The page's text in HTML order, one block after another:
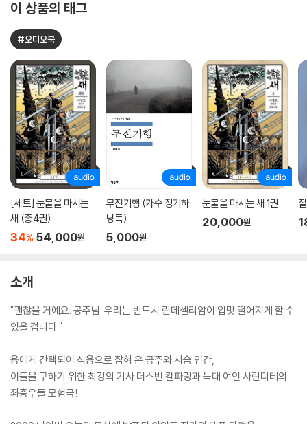
이 상품의 태그
#오디오북
[세트] 눈물을 마시는
새 (총4권)
34% 54,000원
무진기행 (가수 장기하
낭독)
5,000원
눈물을 마시는 새 1권
20,000원
소개
"괜찮을 거예요. 공주님. 우리는 반드시 란데셀리암이 입맛 떨어지게 할 수
있을 겁니다."
용에게 간택되어 식용으로 잡혀 온 공주와 사슴 인간,
이들을 구하기 위한 최강의 기사 더스번 칼파랑과 늑대 여인 사란디테의
좌충우돌 모험극!